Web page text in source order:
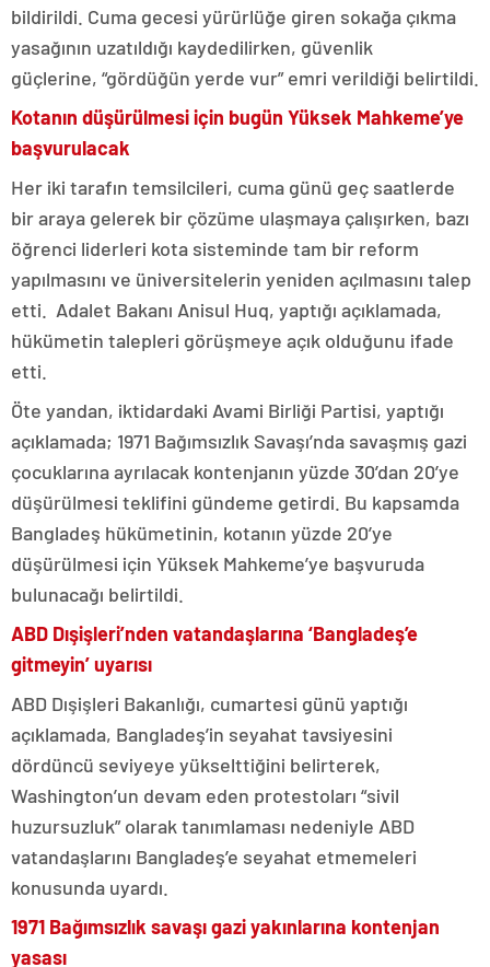
bildirildi. Cuma gecesi yürürlüğe giren sokağa çıkma
yasağının uzatıldığı kaydedilirken, güvenlik
güçlerine, “gördüğün yerde vur” emri verildiği belirtildi.
Kotanın düşürülmesi için bugün Yüksek Mahkeme’ye
başvurulacak
Her iki tarafın temsilcileri, cuma günü geç saatlerde
bir araya gelerek bir çözüme ulaşmaya çalışırken, bazı
öğrenci liderleri kota sisteminde tam bir reform
yapılmasını ve üniversitelerin yeniden açılmasını talep
etti. Adalet Bakanı Anisul Huq, yaptığı açıklamada,
hükümetin talepleri görüşmeye açık olduğunu ifade
etti.
Öte yandan, iktidardaki Avami Birliği Partisi, yaptığı
açıklamada; 1971 Bağımsızlık Savaşı’nda savaşmış gazi
çocuklarına ayrılacak kontenjanın yüzde 30’dan 20’ye
düşürülmesi teklifini gündeme getirdi. Bu kapsamda
Bangladeş hükümetinin, kotanın yüzde 20’ye
düşürülmesi için Yüksek Mahkeme’ye başvuruda
bulunacağı belirtildi.
ABD Dışişleri’nden vatandaşlarına ‘Bangladeş’e
gitmeyin’ uyarısı
ABD Dışişleri Bakanlığı, cumartesi günü yaptığı
açıklamada, Bangladeş’in seyahat tavsiyesini
dördüncü seviyeye yükselttiğini belirterek,
Washington’un devam eden protestoları “sivil
huzursuzluk” olarak tanımlaması nedeniyle ABD
vatandaşlarını Bangladeş’e seyahat etmemeleri
konusunda uyardı.
1971 Bağımsızlık savaşı gazi yakınlarına kontenjan
yasası